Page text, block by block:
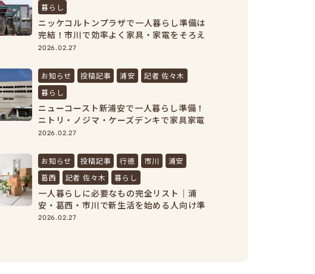
暮らし
ニッケコルトンプラザで一人暮らし準備は
完結！市川で効率よく家具・家電をそろえ
よう！
2026.02.27
お知らせ 投稿記事 浦安
記者 佐々木
暮らし
ニューコースト新浦安で一人暮らし準備！
ニトリ・ノジマ・ケーズデンキで家具家電
をまとめ買い
2026.02.27
お知らせ 投稿記事 行徳 市川
浦安
葛西
記者 佐々木 暮らし
一人暮らしに必要なもの完全リスト｜浦
安・葛西・市川で新生活を始める人向け準
備ガイド
2026.02.27